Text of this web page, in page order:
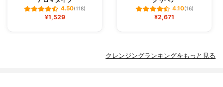
4.50(118)
¥1,529
4.10(16)
¥2,671
クレンジングランキングをもっと見る